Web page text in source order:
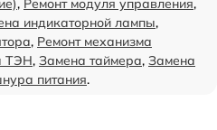
, Ремонт модуля управления,
индикаторной лампы,
, Ремонт механизма
ТЭН, Замена таймера, Замена
питания.